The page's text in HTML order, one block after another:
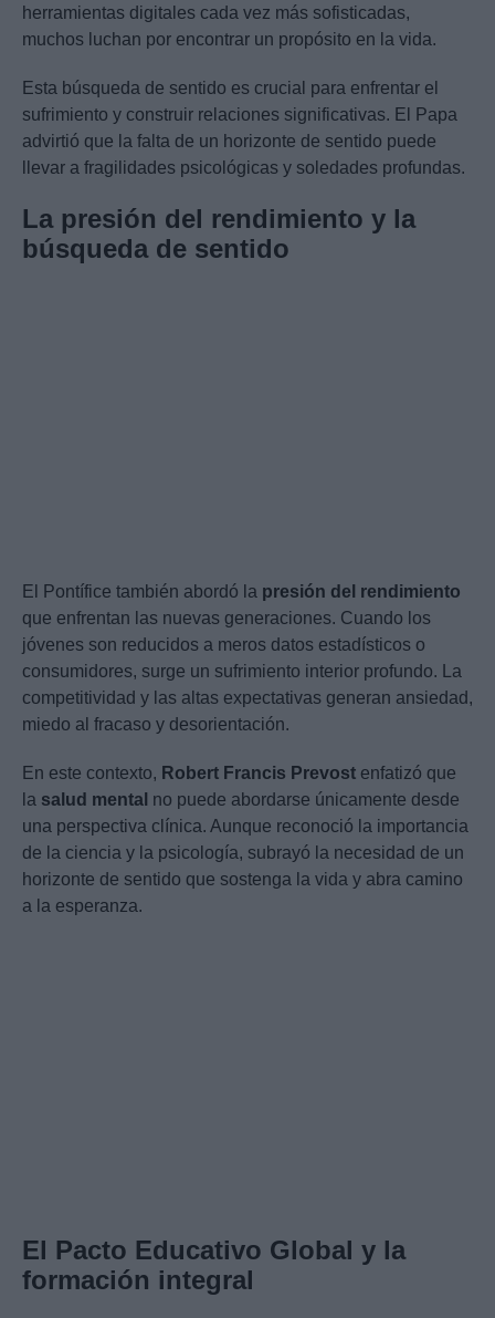
herramientas digitales cada vez más sofisticadas,
muchos luchan por encontrar un propósito en la vida.
Esta búsqueda de sentido es crucial para enfrentar el
sufrimiento y construir relaciones significativas. El Papa
advirtió que la falta de un horizonte de sentido puede
llevar a fragilidades psicológicas y soledades profundas.
La presión del rendimiento y la
búsqueda de sentido
El Pontífice también abordó la presión del rendimiento
que enfrentan las nuevas generaciones. Cuando los
jóvenes son reducidos a meros datos estadísticos o
consumidores, surge un sufrimiento interior profundo. La
competitividad y las altas expectativas generan ansiedad,
miedo al fracaso y desorientación.
En este contexto, Robert Francis Prevost enfatizó que
la salud mental no puede abordarse únicamente desde
una perspectiva clínica. Aunque reconoció la importancia
de la ciencia y la psicología, subrayó la necesidad de un
horizonte de sentido que sostenga la vida y abra camino
a la esperanza.
El Pacto Educativo Global y la
formación integral